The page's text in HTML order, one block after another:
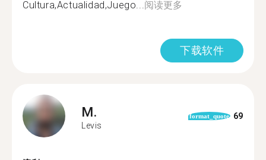
Cultura,Actualidad,Juego...阅读更多
下载软件
M.
Levis
format_quote 69